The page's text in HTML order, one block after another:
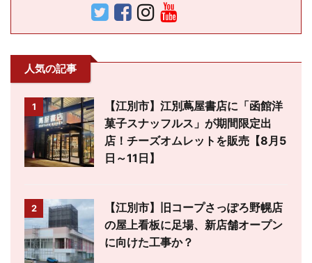
人気の記事
1
【江別市】江別蔦屋書店に「函館洋
菓子スナッフルス」が期間限定出
店！チーズオムレットを販売【8月5
日～11日】
2
【江別市】旧コープさっぽろ野幌店
の屋上看板に足場、新店舗オープン
に向けた工事か？